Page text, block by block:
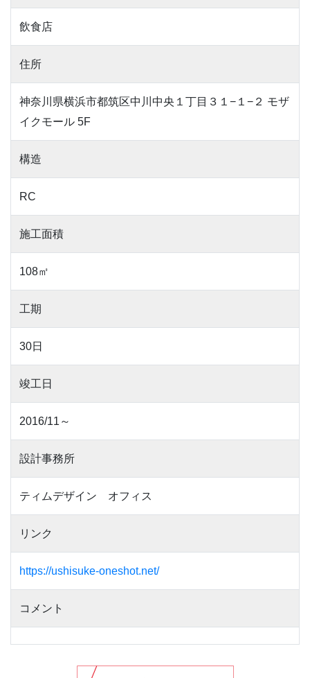
飲食店
住所
神奈川県横浜市都筑区中川中央１丁目３１−１−２ モザ
イクモール 5F
構造
RC
施工面積
108㎡
工期
30日
竣工日
2016/11～
設計事務所
ティムデザイン オフィス
リンク
https://ushisuke-oneshot.net/
コメント